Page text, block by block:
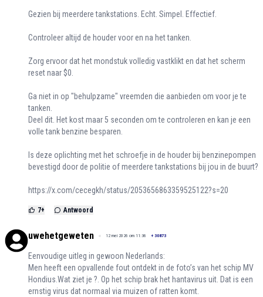
Gezien bij meerdere tankstations. Echt. Simpel. Effectief.
Controleer altijd de houder voor en na het tanken.
Zorg ervoor dat het mondstuk volledig vastklikt en dat het scherm
reset naar $0.
Ga niet in op "behulpzame" vreemden die aanbieden om voor je te
tanken.
Deel dit. Het kost maar 5 seconden om te controleren en kan je een
volle tank benzine besparen.
Is deze oplichting met het schroefje in de houder bij benzinepompen
bevestigd door de politie of meerdere tankstations bij jou in de buurt?
https://x.com/cecegkh/status/2053656863359525122?s=20
7+ Antwoord
uwehetgeweten 12 mei 2026 om 11:36 + 30873
Eenvoudige uitleg in gewoon Nederlands:
Men heeft een opvallende fout ontdekt in de foto’s van het schip MV
Hondius.Wat ziet je ?. Op het schip brak het hantavirus uit. Dat is een
ernstig virus dat normaal via muizen of ratten komt.